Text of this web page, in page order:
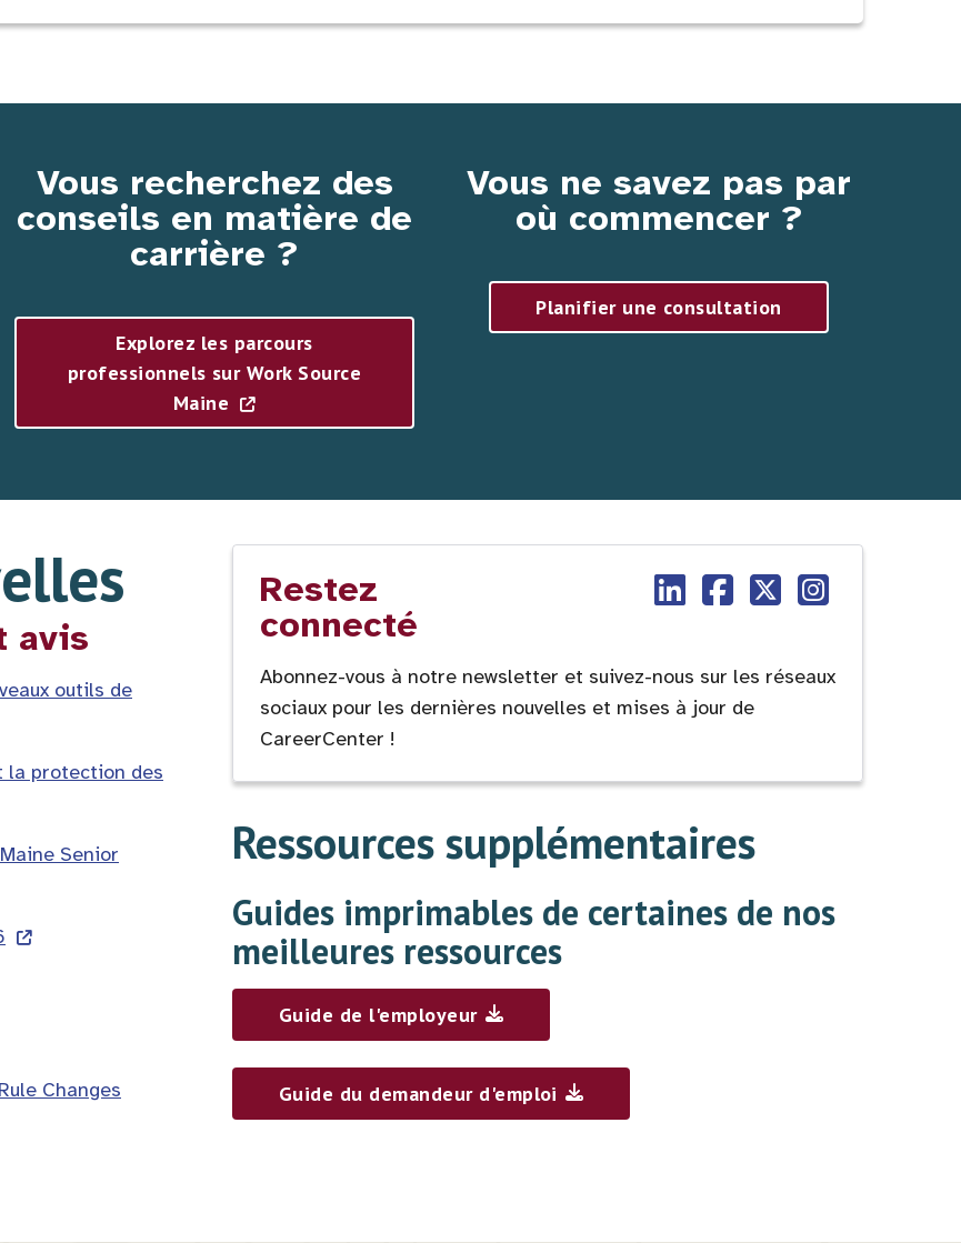
Vous recherchez des
conseils en matière de
carrière ?
Explorez les parcours
professionnels sur Work Source
Maine
Vous ne savez pas par
où commencer ?
Planifier une consultation
avis
outils de
la protection des
Senior
Changes
Restez
connecté
Abonnez-vous à notre newsletter et suivez-nous sur les réseaux
sociaux pour les dernières nouvelles et mises à jour de
CareerCenter !
Ressources supplémentaires
Guides imprimables de certaines de nos
meilleures ressources
Guide de l'employeur
Guide du demandeur d'emploi